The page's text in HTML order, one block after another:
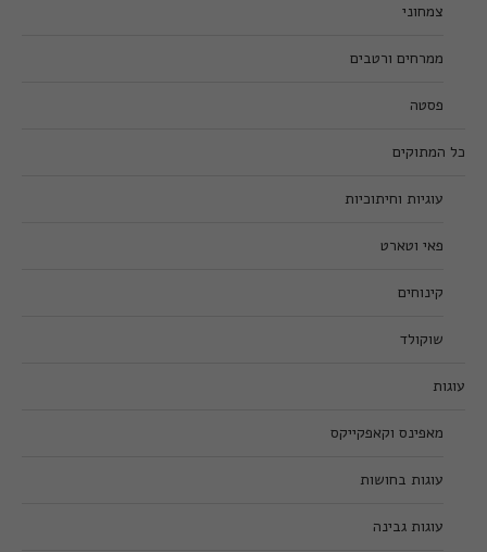
צמחוני
ממרחים ורטבים
פסטה
כל המתוקים
עוגיות וחיתוכיות
פאי וטארט
קינוחים
שוקולד
עוגות
מאפינס וקאפקייקס
עוגות בחושות
עוגות גבינה